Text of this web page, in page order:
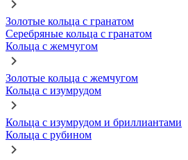
Золотые кольца с гранатом
Серебряные кольца с гранатом
Кольца с жемчугом
Золотые кольца с жемчугом
Кольца с изумрудом
Кольца с изумрудом и бриллиантами
Кольца с рубином